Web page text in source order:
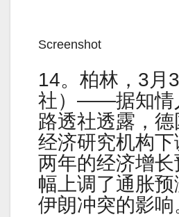
Screenshot
14。柏林，3月
社）——据知情
路透社透露，
经济研究机构下
两年的经济增
幅上调了通胀
伊朗冲突的影响